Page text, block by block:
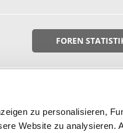
zu personalisieren,
Website zu analysieren.
FOREN